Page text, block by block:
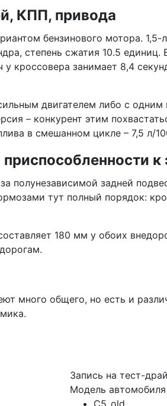
КПП, привода
бензинового мотора.
степень сжатия 10.5 единиц.
кроссовера занимает 8,4
двигателем либо с одним
– конкурент этим
в смешанном цикле – 7,5 л/
к
полунезависимой задней
тут полный порядок:
180 мм у обоих
много общего, но есть и
Запись на тест-
Модель автомобиля
C5_old